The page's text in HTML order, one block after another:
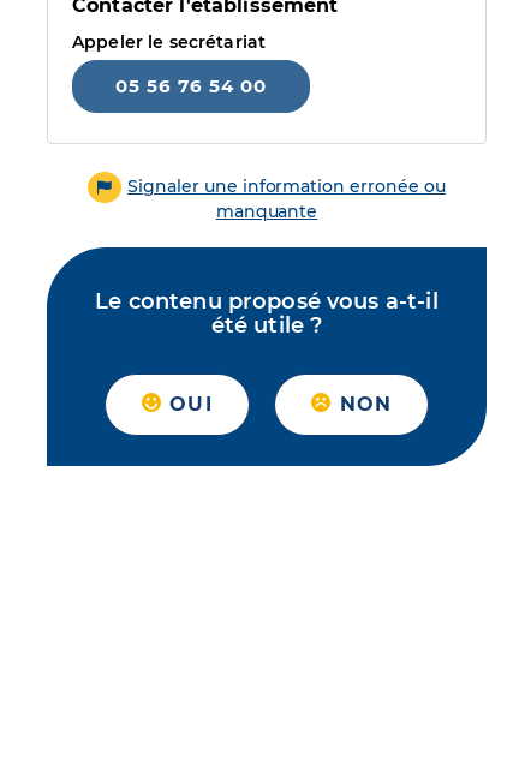
Contacter l'établissement
Appeler le secrétariat
05 56 76 54 00
Signaler une information erronée ou
manquante
Le contenu proposé vous a-t-il
été utile ?
OUI NON